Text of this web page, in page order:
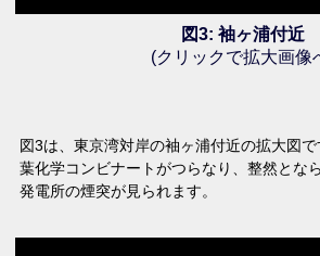
図3: 袖ヶ浦付近
(クリックで拡大画像
図3は、東京湾対岸の袖ヶ浦付近の拡大図
葉化学コンビナートがつらなり、整然とな
発電所の煙突が見られます。